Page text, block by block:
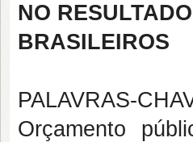
NO
BRASILEIROS
PALAVRAS-
Orçamento